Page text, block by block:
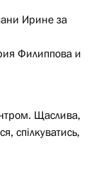
Ирине за
Филиппова и
Щаслива,
спілкуватись,